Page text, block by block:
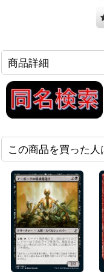
商品詳細
この商品を買った